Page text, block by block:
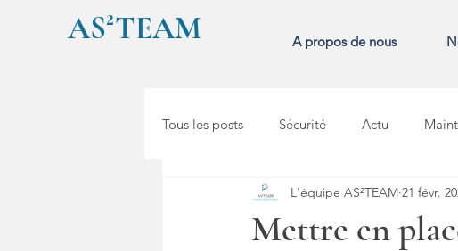
AS²TEAM A propos de nous
Tous les posts Sécurité Actu
Mettre en
L'équipe AS²TEAM 21 févr.